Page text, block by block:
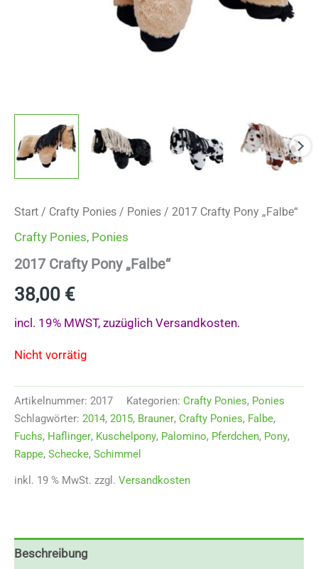
Start / Crafty Ponies / Ponies / 2017 Crafty Pony „Falbe“
Crafty Ponies, Ponies
2017 Crafty Pony „Falbe“
38,00 €
incl. 19% MWST, zuzüglich Versandkosten.
Nicht vorrätig
Artikelnummer: 2017 Kategorien: Crafty Ponies, Ponies
Schlagwörter: 2014, 2015, Brauner, Crafty Ponies, Falbe,
Fuchs, Haflinger, Kuschelpony, Palomino, Pferdchen, Pony,
Rappe, Schecke, Schimmel
inkl. 19 % MwSt. zzgl. Versandkosten
Beschreibung